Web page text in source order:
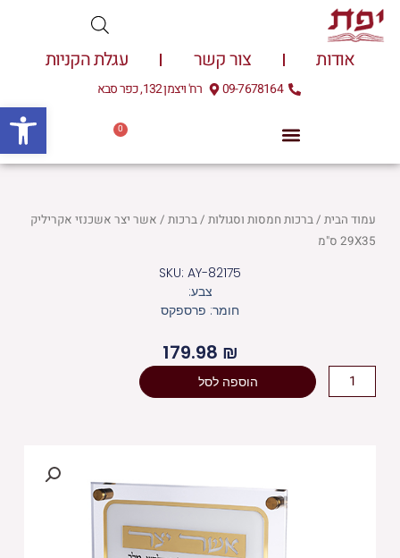
דילוג
לתוכן
אודות צור קשר עגלת הקניות
09-7678164 רח' ויצמן 132, כפר סבא
0
עגלת
עמוד הבית/ברכות חמסות וסגולות/ברכות/ אשר יצר אשכנזי אקריליק
29X35 ס"מ
SKU: AY-82175
צבע:
חומר: פרספקס
179.98 ₪
כמות
של
הוספה לסל